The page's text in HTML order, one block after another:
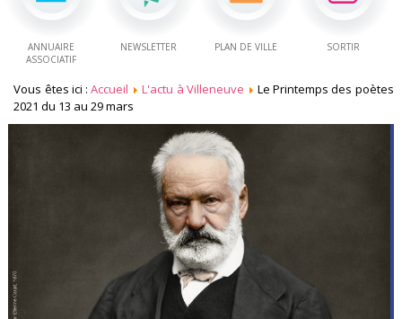
ANNUAIRE
ASSOCIATIF
NEWSLETTER PLAN DE VILLE SORTIR
Vous êtes ici :Accueil L'actu à Villeneuve
Le Printemps des poètes
2021 du 13 au 29 mars